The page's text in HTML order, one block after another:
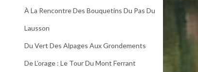
À La Rencontre Des Bouquetins Du Pas Du
Lausson
Du Vert Des Alpages Aux Grondements
De L’orage : Le Tour Du Mont Ferrant